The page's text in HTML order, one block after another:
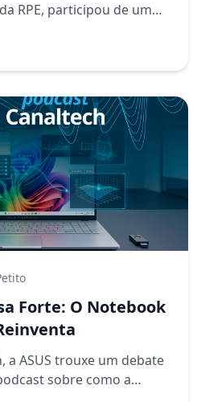
RPE, participou de um
empresário
ele ai...
Forte: O Notebook
a ASUS trouxe um debate
sobre como a